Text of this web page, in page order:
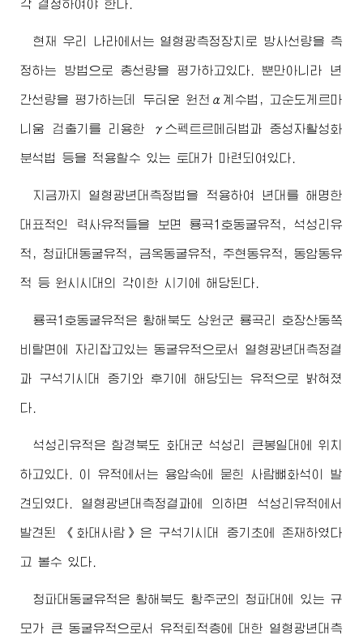
각 결정하여야 한다.
현재 우리 나라에서는 열형광측정장치로 방사선량을 측
정하는 방법으로 총선량을 평가하고있다. 뿐만아니라 년
간선량을 평가하는데 두터운 원천α계수법, 고순도게르마
니움 검출기를 리용한 γ스펙트르메터법과 중성자활성화
분석법 등을 적용할수 있는 토대가 마련되여있다.
지금까지 열형광년대측정법을 적용하여 년대를 해명한
대표적인 력사유적들을 보면 룡곡1호동굴유적, 석성리유
적, 청파대동굴유적, 금옥동굴유적, 주현동유적, 동암동유
적 등 원시시대의 각이한 시기에 해당된다.
룡곡1호동굴유적은 황해북도 상원군 룡곡리 호장산동쪽
비탈면에 자리잡고있는 동굴유적으로서 열형광년대측정결
과 구석기시대 중기와 후기에 해당되는 유적으로 밝혀졌
다.
석성리유적은 함경북도 화대군 석성리 큰봉일대에 위치
하고있다. 이 유적에서는 용암속에 묻힌 사람뼈화석이 발
견되였다. 열형광년대측정결과에 의하면 석성리유적에서
발견된 《화대사람》은 구석기시대 중기초에 존재하였다
고 볼수 있다.
청파대동굴유적은 황해북도 황주군의 청파대에 있는 규
모가 큰 동굴유적으로서 유적퇴적층에 대한 열형광년대측